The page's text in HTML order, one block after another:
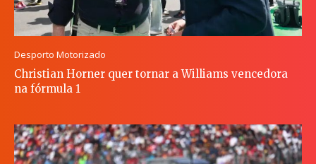
Desporto Motorizado
Christian Horner quer tornar a Williams vencedora
na fórmula 1